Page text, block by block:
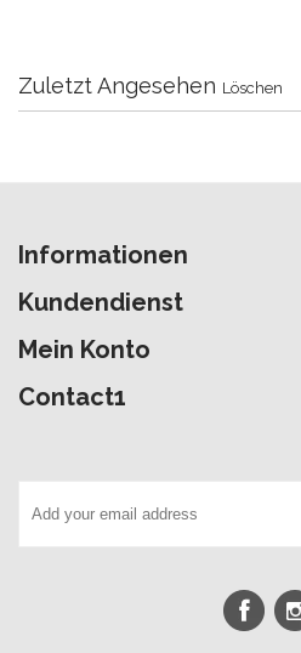
Zuletzt Angesehen Löschen
Informationen
Kundendienst
Mein Konto
Contact1